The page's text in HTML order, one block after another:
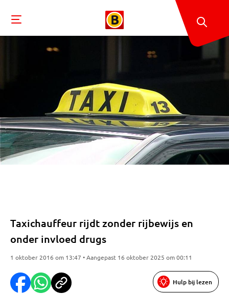
Taxichauffeur rijdt zonder rijbewijs en
onder invloed drugs
1 oktober 2016 om 13:47 • Aangepast 16 oktober 2025 om 00:11
Hulp bij lezen